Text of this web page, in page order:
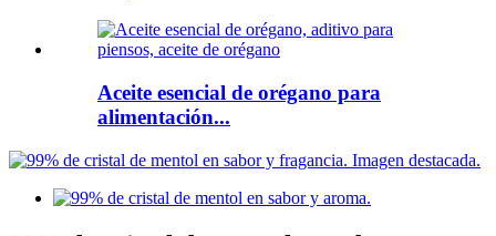
Aceite esencial de orégano para
alimentación...